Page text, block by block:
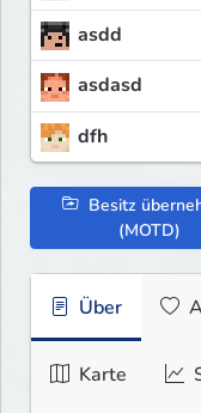
asdd
asdasd
dfh
Besitz
(MOTD)
Über
Karte